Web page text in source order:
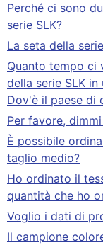
Perché ci sono
serie SLK?
La seta della
Quanto tempo ci
della serie SLK
Dov'è il paese di
Per favore,
È possibile
taglio medio?
Ho ordinato il
quantità che ho
Voglio i dati di
Il campione